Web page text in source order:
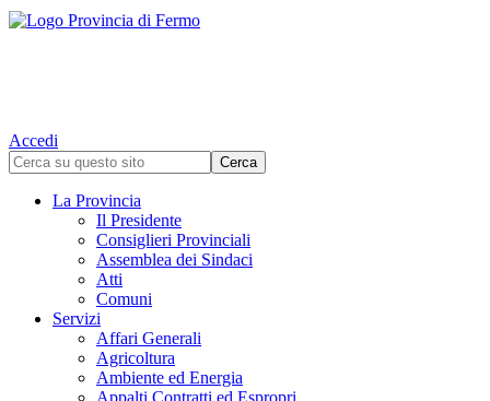
Accedi
La Provincia
Il Presidente
Consiglieri Provinciali
Assemblea dei Sindaci
Atti
Comuni
Servizi
Affari Generali
Agricoltura
Ambiente ed Energia
Appalti Contratti ed Espropri